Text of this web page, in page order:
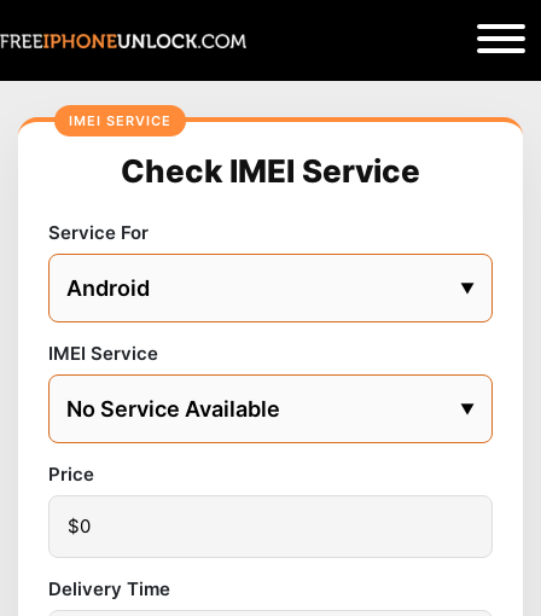
Check IMEI Service
Service For
IMEI Service
Price
Delivery Time